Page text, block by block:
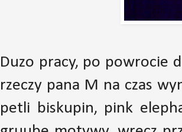
Duzo pracy, po powrocie
rzeczy pana M na czas
petli biskupin, pink